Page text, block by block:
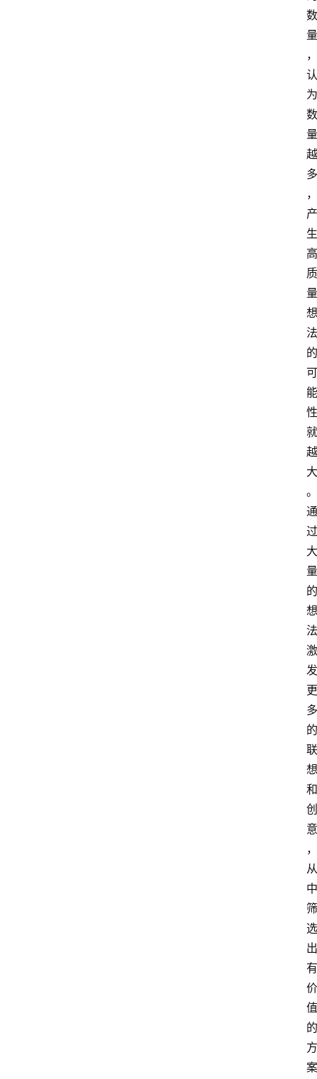
数
量
，
认
为
数
量
越
多
，
产
生
高
质
量
想
法
的
可
能
性
就
越
大
。
通
过
大
量
的
想
法
激
发
更
多
的
联
想
和
创
意
，
从
中
筛
选
出
有
价
值
的
方
案